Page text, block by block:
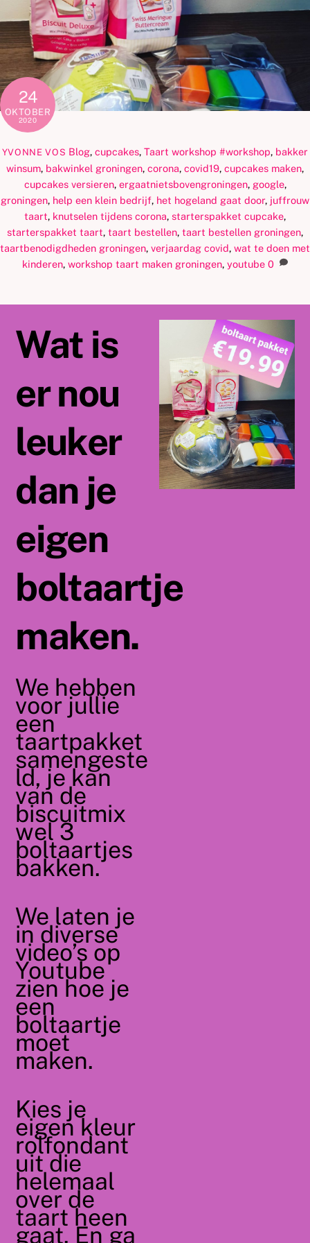
24
OKTOBER
2020
YVONNE VOS Blog,cupcakes,Taart workshop #workshop, bakker
winsum, bakwinkel groningen, corona, covid19, cupcakes maken,
cupcakes versieren, ergaatnietsbovengroningen, google,
groningen, help een klein bedrijf, het hogeland gaat door, juffrouw
taart, knutselen tijdens corona, starterspakket cupcake,
starterspakket taart, taart bestellen, taart bestellen groningen,
taartbenodigdheden groningen, verjaardag covid, wat te doen met
kinderen,workshop taart maken groningen,youtube 0
Wat is
er nou
leuker
dan je
eigen
boltaartje
maken.
We hebben
voor jullie
een
taartpakket
samengeste
ld, je kan
van de
biscuitmix
wel 3
boltaartjes
bakken.
We laten je
in diverse
video’s op
Youtube
zien hoe je
een
boltaartje
moet
maken.
Kies je
eigen kleur
rolfondant
uit die
helemaal
over de
taart heen
gaat. En ga